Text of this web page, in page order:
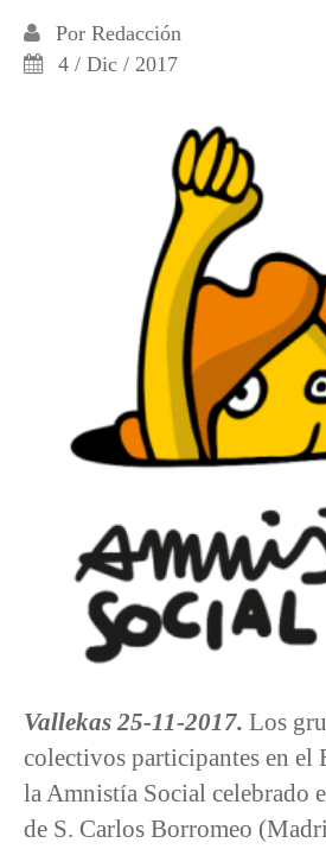
Por Redacción
4 / Dic / 2017
Vallekas 25-11-2017. Los
colectivos participantes en el
la Amnistía Social celebrado
de S. Carlos Borromeo